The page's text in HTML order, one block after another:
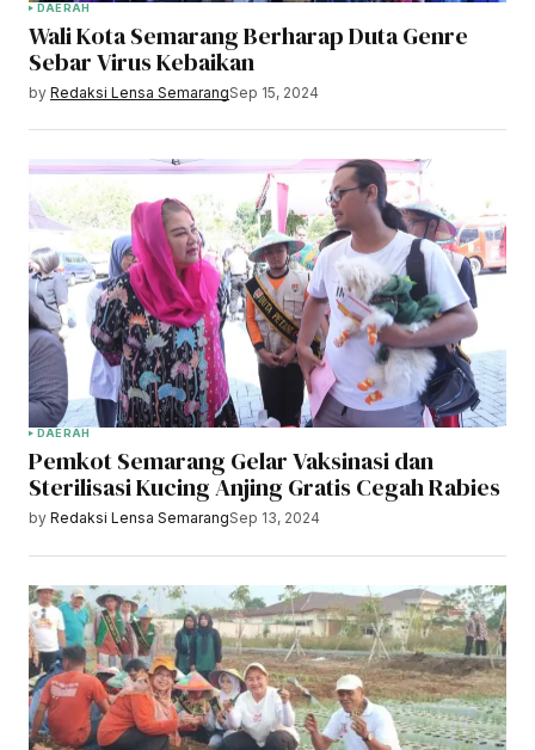
DAERAH
Wali Kota Semarang Berharap Duta Genre
Sebar Virus Kebaikan
by Redaksi Lensa SemarangSep 15, 2024
DAERAH
Pemkot Semarang Gelar Vaksinasi dan
Sterilisasi Kucing Anjing Gratis Cegah Rabies
by Redaksi Lensa SemarangSep 13, 2024